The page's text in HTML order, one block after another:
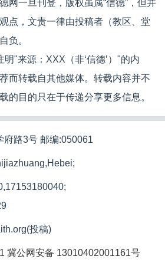
网一旦刊登，版权虽属“信德”，但并
点，文责一律由投稿者（教区、堂
负。
"来源：XXX（非‘信德’）"的内
而转载自其他媒体。转载内容并不
的目的只在于传递分享更多信息。
府路3号 邮编:050061
投稿)
冀公网安备 13010402001161号